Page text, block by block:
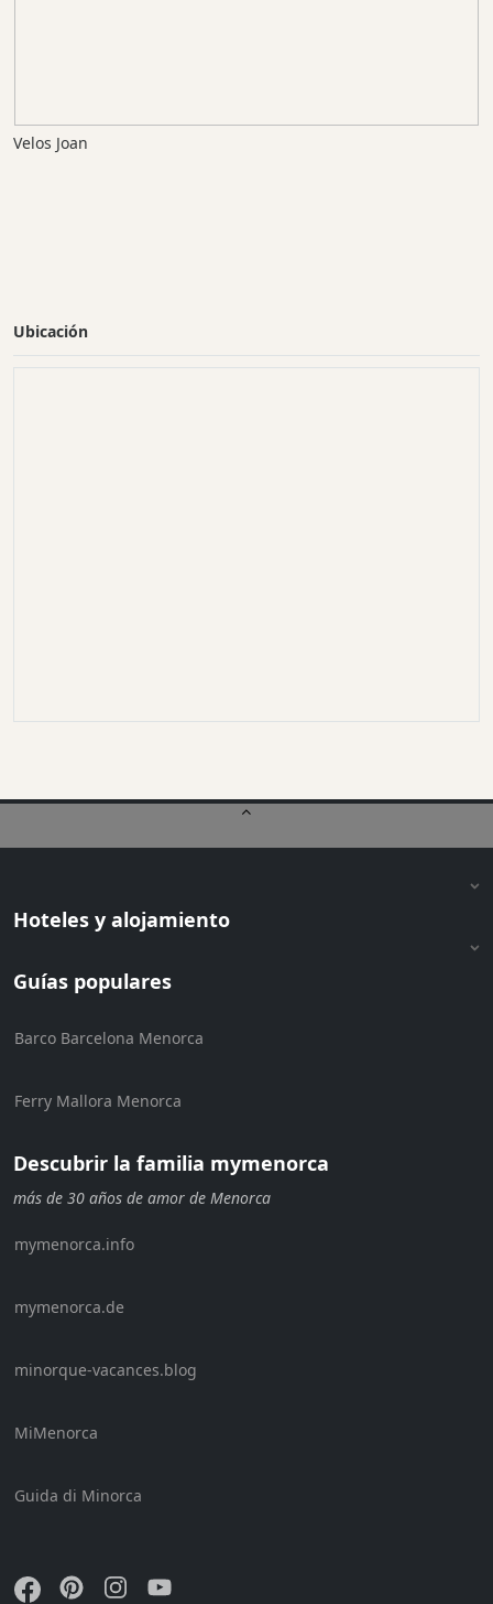
Velos Joan
Ubicación
Hoteles y alojamiento
Guías populares
Barco Barcelona Menorca
Ferry Mallora Menorca
Descubrir la familia mymenorca
más de 30 años de amor de Menorca
mymenorca.info
mymenorca.de
minorque-vacances.blog
MiMenorca
Guida di Minorca